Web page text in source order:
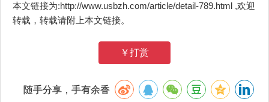
本文链接为:http://www.usbzh.com/article/detail-789.html ,欢迎
转载，转载请附上本文链接。
￥打赏
随手分享，手有余香